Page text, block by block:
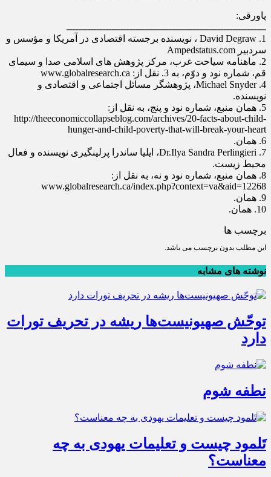
پاورقی:
ــــــــــــــــــــــــــــــــــــــــــــــــــــــــــــــــــ
David Degraw .1 ، نویسنده برجسته اقتصادی در آمریکا و مؤسس و
سردبیر Ampedstatus.com
2. ماهنامه سیاحت غرب، مرکز پژوهش های اسلامی صدا و سیمای
قم، شماره نود و دوّم، به 3. نقل از: www.globalresearch.ca
Michael Snyder .4، پژوهشگر مسائل اجتماعی و اقتصادی و
نویسنده.
5. همان منبع، شماره نود و پنج، به نقل از:
http://theeconomiccollapseblog.com/archives/20-facts-about-child-
hunger-and-child-poverty-that-will-break-your-heart
6. همان.
Dr.Ilya Sandra Perlingieri .7، ایلیا ساندرا پرلینگیری نویسنده و فعال
محیط زیست.
8. همان منبع، شماره نود و نه، به نقل از:
www.globalresearch.ca/index.php?context=va&aid=12268
9. همان.
10. همان.
برچسب ها
این مطلب بدون برچسب می باشد.
نوشته های مشابه
توحّش صهیونیست‌ها ریشه در تحریف تورات
دارد
نطفه شوم
تَلمود چیست و تعلیمات یهودی به چه
معناست؟